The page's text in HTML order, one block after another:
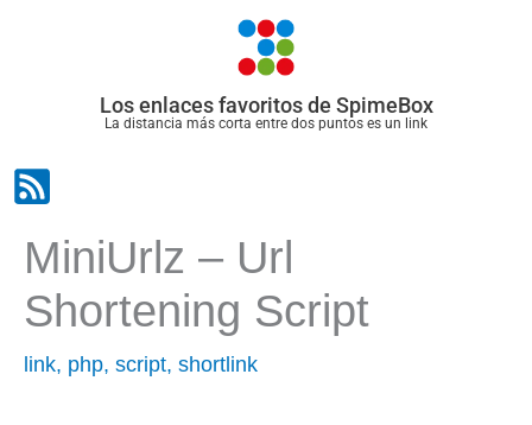
Los enlaces favoritos de SpimeBox
La distancia más corta entre dos puntos es un link
MiniUrlz – Url
Shortening Script
link, php, script, shortlink